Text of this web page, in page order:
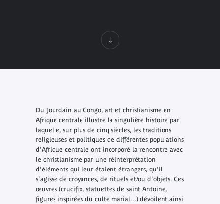
Du Jourdain au Congo, art et christianisme en
Afrique centrale illustre la singulière histoire par
laquelle, sur plus de cinq siècles, les traditions
religieuses et politiques de différentes populations
d'Afrique centrale ont incorporé la rencontre avec
le christianisme par une réinterprétation
d'éléments qui leur étaient étrangers, qu'il
s'agisse de croyances, de rituels et/ou d'objets. Ces
œuvres (crucifix, statuettes de saint Antoine,
figures inspirées du culte marial...) dévoilent ainsi